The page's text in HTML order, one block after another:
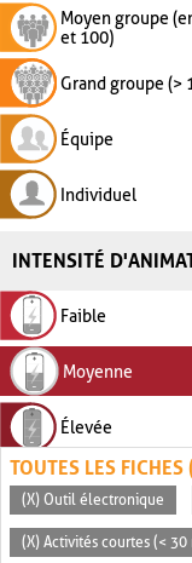
Moyen groupe
et 100)
Grand groupe (>
Équipe
Individuel
INTENSITÉ
Faible
Moyenne
Élevée
TOUTES LES FICHES
(X) Outil électronique
(X) Activités courtes (< 30